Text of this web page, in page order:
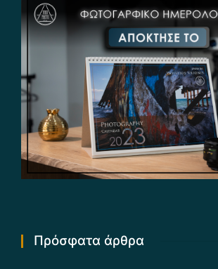
Πρόσφατα άρθρα